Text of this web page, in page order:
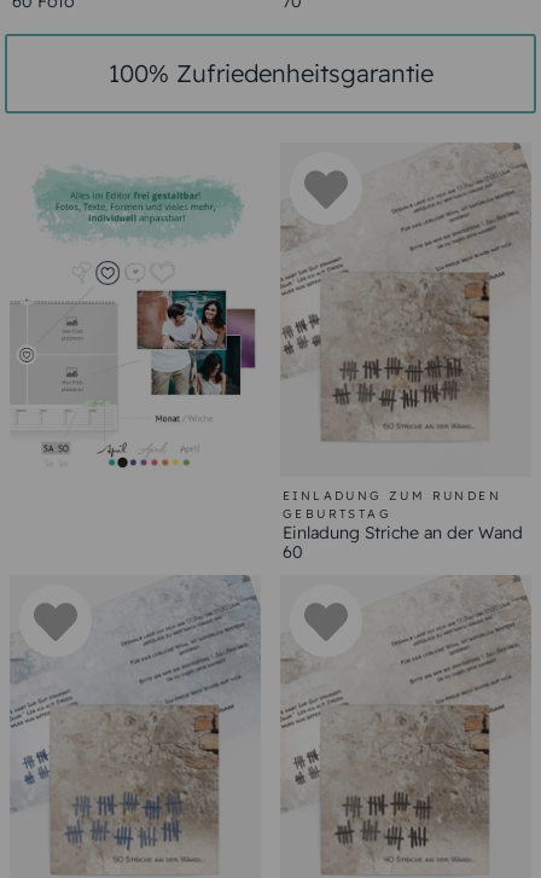
100% Zufriedenheitsgarantie
EINLADUNG ZUM RUNDEN
GEBURTSTAG
Einladung Striche an der Wand
60